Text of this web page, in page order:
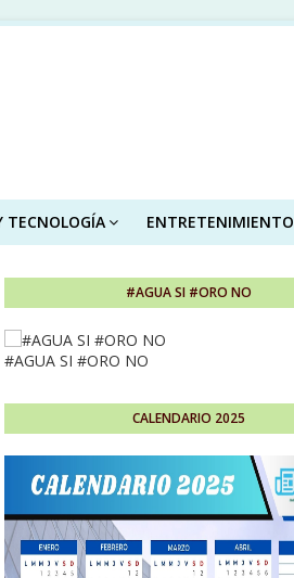
TECNOLOGÍA ENTRETENIMIENTO
#AGUA SI #ORO NO
#AGUA SI #ORO NO
CALENDARIO 2025